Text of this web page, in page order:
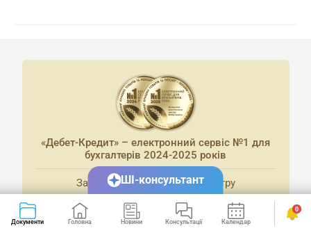
«Дебет-Кредит» – електронний сервіс №1 для
бухгалтерів 2024-2025 років
За версією аналітичного центру
«Вибір Країни»
Документи Головна Новини Консультації Календар Сервіси
0
ШІ-консультант